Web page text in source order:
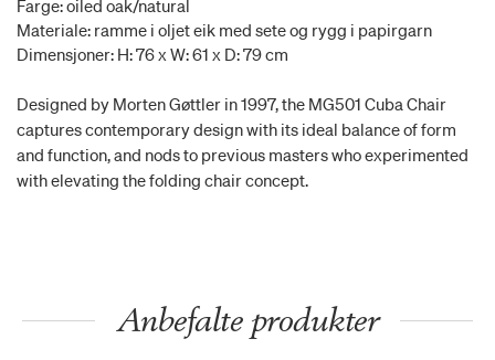
Farge: oiled oak/natural
Materiale: ramme i oljet eik med sete og rygg i papirgarn
Dimensjoner: H: 76 x W: 61 x D: 79 cm
Designed by Morten Gøttler in 1997, the MG501 Cuba Chair
captures contemporary design with its ideal balance of form
and function, and nods to previous masters who experimented
with elevating the folding chair concept.
Anbefalte produkter